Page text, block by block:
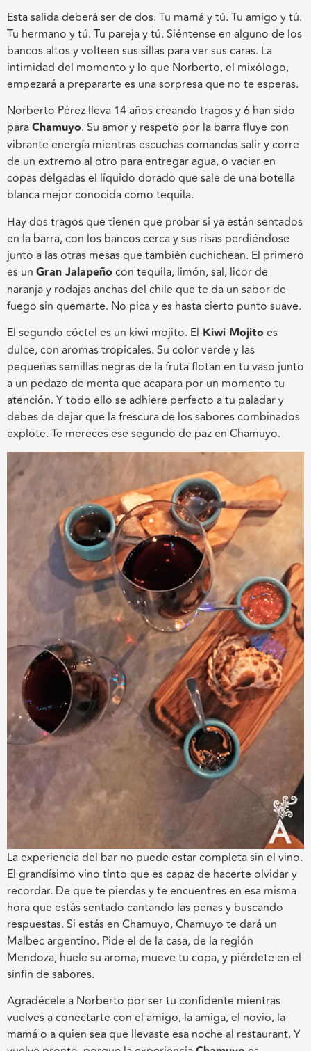
Esta salida deberá ser de dos. Tu mamá y tú. Tu amigo y tú.
Tu hermano y tú. Tu pareja y tú. Siéntense en alguno de los
bancos altos y volteen sus sillas para ver sus caras. La
intimidad del momento y lo que Norberto, el mixólogo,
empezará a prepararte es una sorpresa que no te esperas.
Norberto Pérez lleva 14 años creando tragos y 6 han sido
paraChamuyo. Su amor y respeto por la barra fluye con
vibrante energía mientras escuchas comandas salir y corre
de un extremo al otro para entregar agua, o vaciar en
copas delgadas el líquido dorado que sale de una botella
blanca mejor conocida como tequila.
Hay dos tragos que tienen que probar si ya están sentados
en la barra, con los bancos cerca y sus risas perdiéndose
junto a las otras mesas que también cuchichean. El primero
es un Gran Jalapeño con tequila, limón, sal, licor de
naranja y rodajas anchas del chile que te da un sabor de
fuego sin quemarte. No pica y es hasta cierto punto suave.
El segundo cóctel es un kiwi mojito. El Kiwi Mojito es
dulce, con aromas tropicales. Su color verde y las
pequeñas semillas negras de la fruta flotan en tu vaso junto
a un pedazo de menta que acapara por un momento tu
atención. Y todo ello se adhiere perfecto a tu paladar y
debes de dejar que la frescura de los sabores combinados
explote. Te mereces ese segundo de paz en Chamuyo.
La experiencia del bar no puede estar completa sin el vino.
El grandísimo vino tinto que es capaz de hacerte olvidar y
recordar. De que te pierdas y te encuentres en esa misma
hora que estás sentado cantando las penas y buscando
respuestas. Si estás en Chamuyo, Chamuyo te dará un
Malbecargentino. Pide el de la casa, de la región
Mendoza, huele su aroma, mueve tu copa, y piérdete en el
sinfín de sabores.
Agradécele a Norberto por ser tu confidente mientras
vuelves a conectarte con el amigo, la amiga, el novio, la
mamá o a quien sea que llevaste esa noche al restaurant. Y